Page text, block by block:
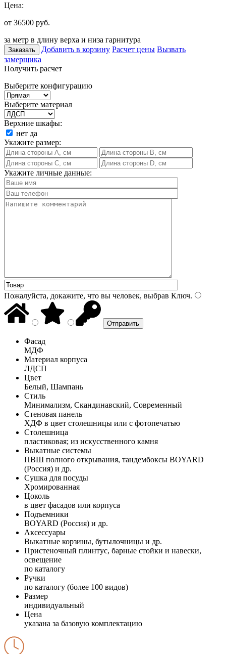
Цена:
от 36500 руб.
за метр в длину верха и низа гарнитура
Заказать Добавить в корзину Расчет цены Вызвать
замерщика
Получить расчет
Выберите конфигурацию
Выберите материал
Верхние шкафы:
нет да
Укажите размер:
Укажите личные данные:
Пожалуйста, докажите, что вы человек, выбрав Ключ.
Фасад
МДФ
Материал корпуса
ЛДСП
Цвет
Белый, Шампань
Стиль
Минимализм, Скандинавский, Современный
Стеновая панель
ХДФ в цвет столешницы или с фотопечатью
Столешница
пластиковая; из искусственного камня
Выкатные системы
ПВШ полного открывания, тандембоксы BOYARD
(Россия) и др.
Сушка для посуды
Хромированная
Цоколь
в цвет фасадов или корпуса
Подъемники
BOYARD (Россия) и др.
Аксессуары
Выкатные корзины, бутылочницы и др.
Пристеночный плинтус, барные стойки и навески,
освещение
по каталогу
Ручки
по каталогу (более 100 видов)
Размер
индивидуальный
Цена
указана за базовую комплектацию